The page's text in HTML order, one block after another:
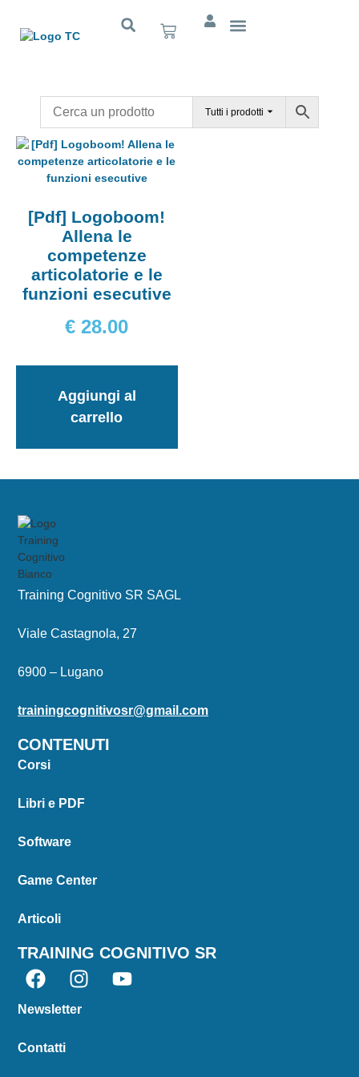
Tutti i prodotti
[Pdf] Logoboom!
Allena le
competenze
articolatorie e le
funzioni esecutive
€ 28.00
Aggiungi al
carrello
Training Cognitivo SR SAGL
Viale Castagnola, 27
6900 – Lugano
trainingcognitivosr@gmail.com
CONTENUTI
Corsi
Libri e PDF
Software
Game Center
Articoli
TRAINING COGNITIVO SR
Newsletter
Contatti